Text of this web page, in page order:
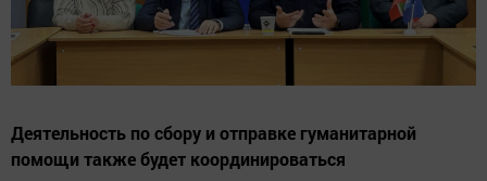
Деятельность по сбору и отправке гуманитарной
помощи также будет координироваться